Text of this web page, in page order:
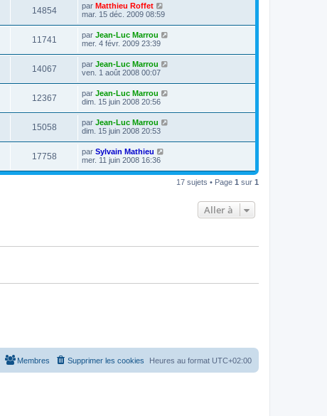
14854 par Matthieu Roffet
mar. 15 déc. 2009 08:59
11741 par Jean-Luc Marrou
mer. 4 févr. 2009 23:39
14067 par Jean-Luc Marrou
ven. 1 août 2008 00:07
12367 par Jean-Luc Marrou
dim. 15 juin 2008 20:56
15058 par Jean-Luc Marrou
dim. 15 juin 2008 20:53
17758 par Sylvain Mathieu
mer. 11 juin 2008 16:36
17 sujets • Page 1 sur 1
Aller à
Heures au format UTC+02:00
Supprimer les cookies
Membres